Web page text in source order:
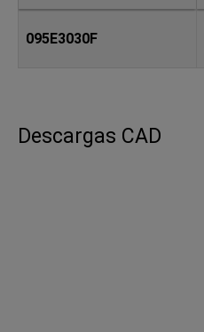
095E3030F
Descargas CAD